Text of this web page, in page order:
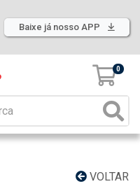
Baixe já nosso APP
0
VOLTAR